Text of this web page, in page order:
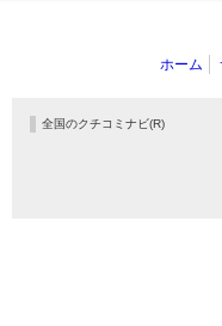
ホーム
全国のクチコミナビ(R)